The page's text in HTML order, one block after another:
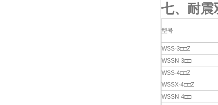
七、耐震
型号
WSS-3□□Z
WSSN-3□□
WSS-4□□Z
WSSX-4□□Z
WSSN-4□□